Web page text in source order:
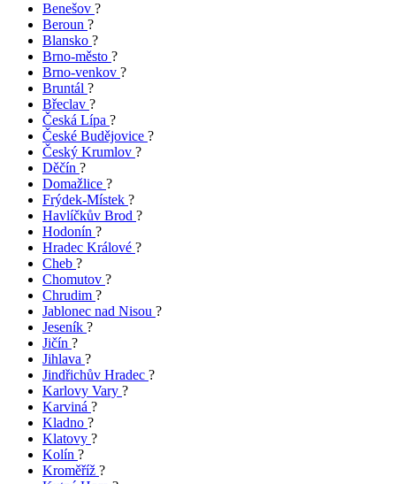
Benešov ?
Beroun ?
Blansko ?
Brno-město ?
Brno-venkov ?
Bruntál ?
Břeclav ?
Česká Lípa ?
České Budějovice ?
Český Krumlov ?
Děčín ?
Domažlice ?
Frýdek-Místek ?
Havlíčkův Brod ?
Hodonín ?
Hradec Králové ?
Cheb ?
Chomutov ?
Chrudim ?
Jablonec nad Nisou ?
Jeseník ?
Jičín ?
Jihlava ?
Jindřichův Hradec ?
Karlovy Vary ?
Karviná ?
Kladno ?
Klatovy ?
Kolín ?
Kroměříž ?